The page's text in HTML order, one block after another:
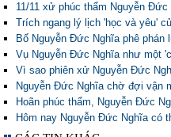
11/11 xử phúc thẩm Nguyễn Đức
Trích ngang lý lịch 'học và yêu'
Bố Nguyễn Đức Nghĩa phê phán
Vụ Nguyễn Đức Nghĩa như một
Vì sao phiên xử Nguyễn Đức
Nguyễn Đức Nghĩa chờ đợi vận
Hoãn phúc thẩm, Nguyễn Đức
Hôm nay Nguyễn Đức Nghĩa có